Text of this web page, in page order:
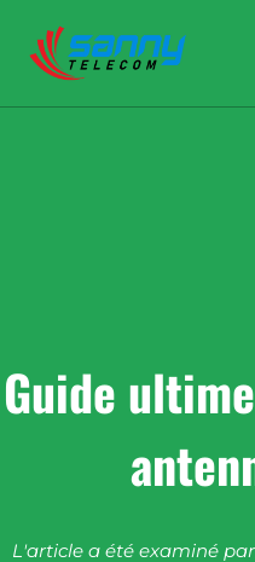
Guide
L'article a été examiné par